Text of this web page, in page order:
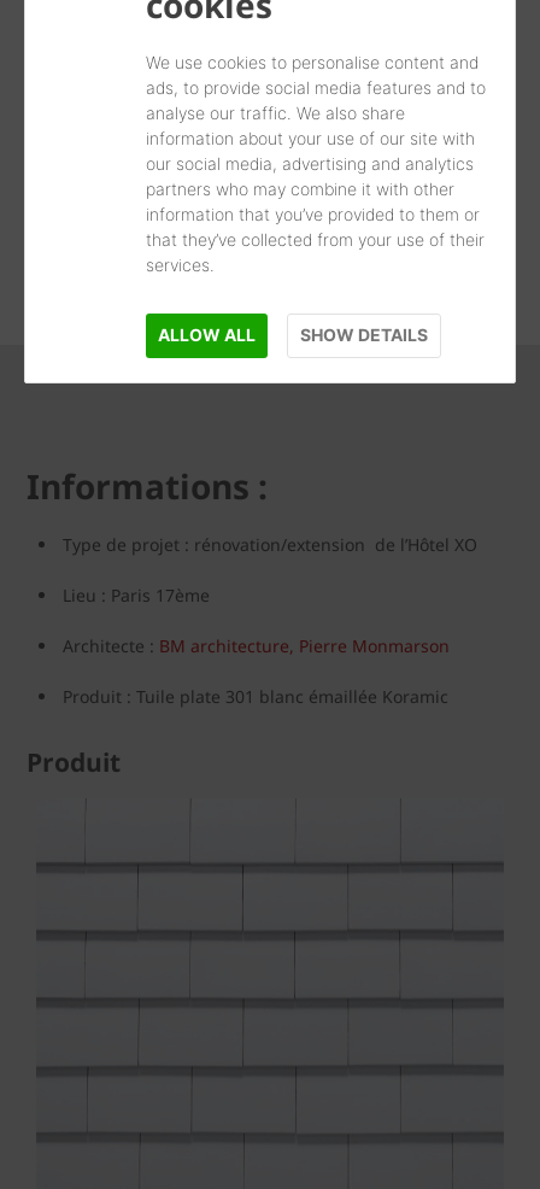
We use cookies to personalise content and
ads, to provide social media features and to
analyse our traffic. We also share
information about your use of our site with
our social media, advertising and analytics
partners who may combine it with other
information that you’ve provided to them or
that they’ve collected from your use of their
services.
ALLOW ALL SHOW DETAILS
Elle est en effet lauréate du 2ème prix dans la
Communiqué de presse
Communiqué de presse 2018 10 Chantier Hôtel IXO
Télécharger l'ensemble (1)
Informations :
Type de projet : rénovation/extension de l’Hôtel XO
Lieu : Paris 17ème
Architecte : BM architecture, Pierre Monmarson
Produit : Tuile plate 301 blanc émaillée Koramic
Produit